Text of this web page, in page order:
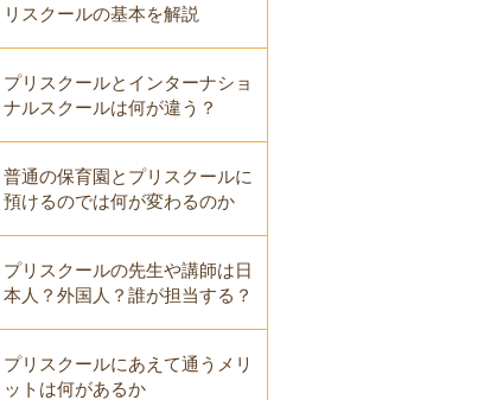
リスクールの基本を解説
プリスクールとインターナショ
ナルスクールは何が違う？
普通の保育園とプリスクールに
預けるのでは何が変わるのか
プリスクールの先生や講師は日
本人？外国人？誰が担当する？
プリスクールにあえて通うメリ
ットは何があるか